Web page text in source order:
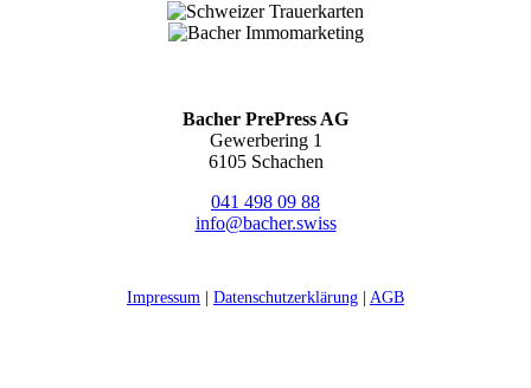
Bacher PrePress AG
Gewerbering 1
6105 Schachen
041 498 09 88
info@bacher.swiss
Impressum | Datenschutzerklärung | AGB